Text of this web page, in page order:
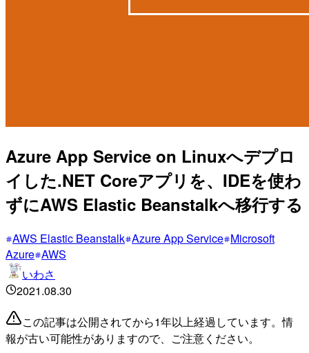
Azure App Service on Linuxへデプロ
イした.NET Coreアプリを、IDEを使わ
ずにAWS Elastic Beanstalkへ移行する
AWS Elastic Beanstalk Azure App Service Microsoft
Azure AWS
いわさ
2021.08.30
この記事は公開されてから1年以上経過しています。情
報が古い可能性がありますので、ご注意ください。